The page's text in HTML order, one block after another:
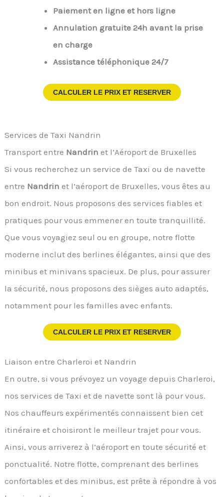
Paiement en ligne et hors ligne
Annulation gratuite 24h avant la prise
en charge
Assistance téléphonique 24/7
CALCULER LE PRIX ET RESERVER
Services de Taxi Nandrin
Transport entre Nandrin et l’Aéroport de Bruxelles
Si vous recherchez un service de Taxi ou de navette
entre Nandrin et l’aéroport de Bruxelles, vous êtes au
bon endroit. Nous proposons des services fiables et
pratiques pour vous emmener en toute tranquillité.
Que vous voyagiez seul ou en groupe, notre flotte
moderne inclut des berlines élégantes, ainsi que des
minibus et minivans spacieux. De plus, pour assurer
la sécurité, nous proposons des sièges auto adaptés,
notamment pour les familles avec enfants.
CALCULER LE PRIX ET RESERVER
Liaison entre Charleroi et Nandrin
En outre, si vous prévoyez un voyage depuis Charleroi,
nos services de Taxi et de navette sont là pour vous.
Nos chauffeurs expérimentés connaissent bien cet
itinéraire et choisiront le meilleur trajet pour vous.
Ainsi, vous arriverez à l’aéroport en toute sécurité et
ponctualité. Notre flotte, comprenant des berlines
confortables et des minibus, est prête à répondre à vos